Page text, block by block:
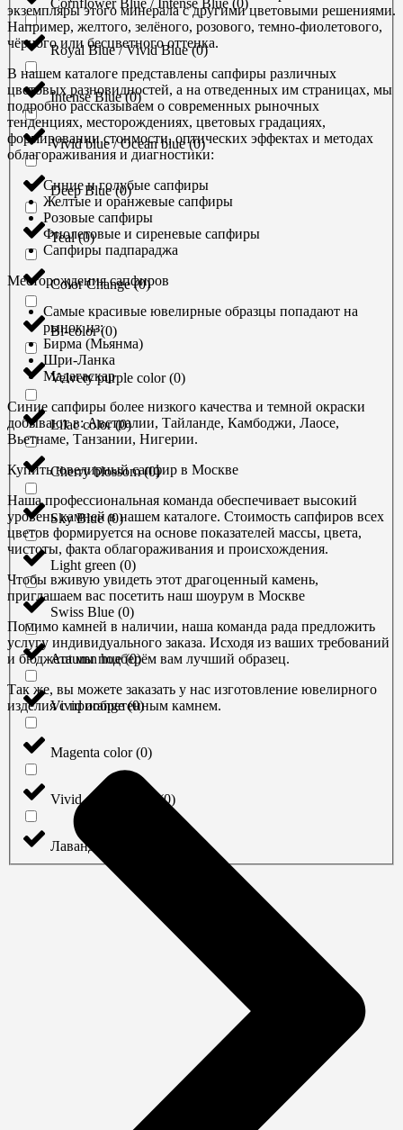
Cornflower Blue / Intense Blue (0)
Royal Blue / Vivid Blue(0)
Intense Blue(0)
Vivid blue / Ocean blue(0)
Deep Blue(0)
Teal(0)
Color Change(0)
Bi-color(0)
Velvety purple color(0)
Lilac color(0)
Cherry blossom(0)
Sky Blue(0)
Light green (0)
Swiss Blue (0)
Autumn hue(0)
Vivid orange(0)
Magenta color(0)
Vivid orangy-Pink (0)
Лаванда
экземпляры этого минерала с другими цветовыми решениями.
Например, желтого, зелёного, розового, темно-фиолетового,
чёрного или бесцветного оттенка.
В нашем каталоге представлены сапфиры различных
цветовых разновидностей, а на отведенных им страницах, мы
подробно рассказываем о современных рыночных
тенденциях, месторождениях, цветовых градациях,
формировании стоимости, оптических эффектах и методах
облагораживания и диагностики:
Синие и голубые сапфиры
Желтые и оранжевые сапфиры
Розовые сапфиры
Фиолетовые и сиреневые сапфиры
Сапфиры падпараджа
Месторождения сапфиров
Самые красивые ювелирные образцы попадают на
рынок из:
Бирма (Мьянма)
Шри-Ланка
Мадагаскар
Синие сапфиры более низкого качества и темной окраски
добывают в: Австралии, Тайланде, Камбоджи, Лаосе,
Вьетнаме, Танзании, Нигерии.
Купить ювелирный сапфир в Москве
Наша профессиональная команда обеспечивает высокий
уровень камней в нашем каталоге. Стоимость сапфиров всех
цветов формируется на основе показателей массы, цвета,
чистоты, факта облагораживания и происхождения.
Чтобы вживую увидеть этот драгоценный камень,
приглашаем вас посетить наш шоурум в Москве
Помимо камней в наличии, наша команда рада предложить
услугу индивидуального заказа. Исходя из ваших требований
и бюджета мы подберём вам лучший образец.
Так же, вы можете заказать у нас изготовление ювелирного
изделия с приобретенным камнем.